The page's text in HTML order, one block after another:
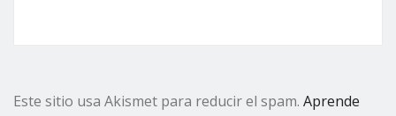
Este sitio usa Akismet para reducir el spam. Aprende